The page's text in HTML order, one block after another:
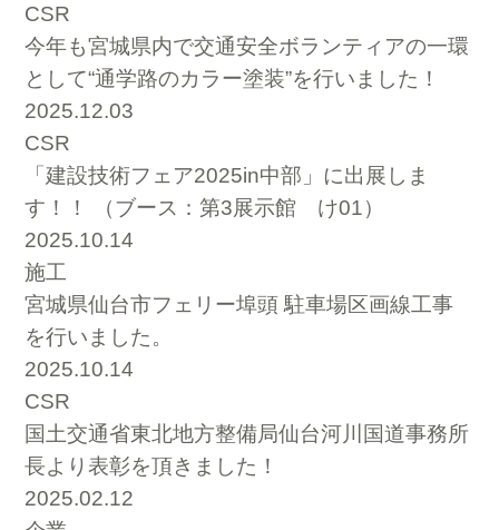
CSR
今年も宮城県内で交通安全ボランティアの一環
として“通学路のカラー塗装”を行いました！
2025.12.03
CSR
「建設技術フェア2025in中部」に出展しま
す！！ （ブース：第3展示館 け01）
2025.10.14
施工
宮城県仙台市フェリー埠頭 駐車場区画線工事
を行いました。
2025.10.14
CSR
国土交通省東北地方整備局仙台河川国道事務所
長より表彰を頂きました！
2025.02.12